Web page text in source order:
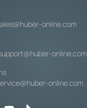
online.com
online.com
online.com